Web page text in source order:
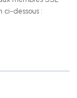
ci-dessous :